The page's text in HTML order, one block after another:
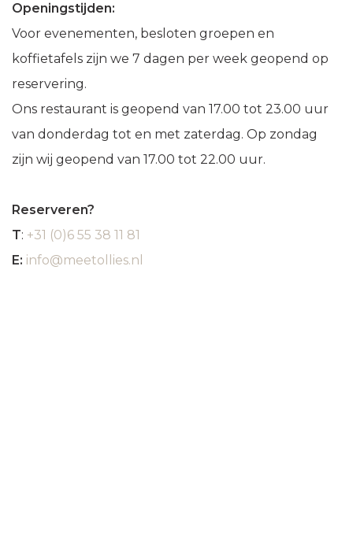
Openingstijden:
Voor evenementen, besloten groepen en
koffietafels zijn we 7 dagen per week geopend op
reservering.
Ons restaurant is geopend van 17.00 tot 23.00 uur
van donderdag tot en met zaterdag. Op zondag
zijn wij geopend van 17.00 tot 22.00 uur.
Reserveren?
T: +31 (0)6 55 38 11 81
E: info@meetollies.nl